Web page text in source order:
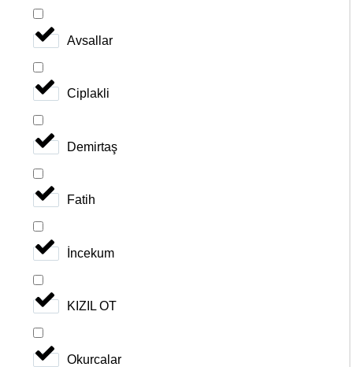
Avsallar
Ciplakli
Demirtaş
Fatih
İncekum
KIZIL OT
Okurcalar